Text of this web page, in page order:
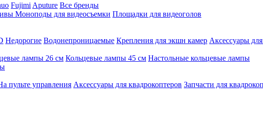
Fujimi Aputure Все бренды
Моноподы для видеосъемки Площадки для видеоголов
Недорогие Водонепроницаемые Крепления для экшн камер Аксессуары
лампы 26 см Кольцевые лампы 45 см Настольные кольцевые лампы
пульте управления Аксессуары для квадрокоптеров Запчасти для